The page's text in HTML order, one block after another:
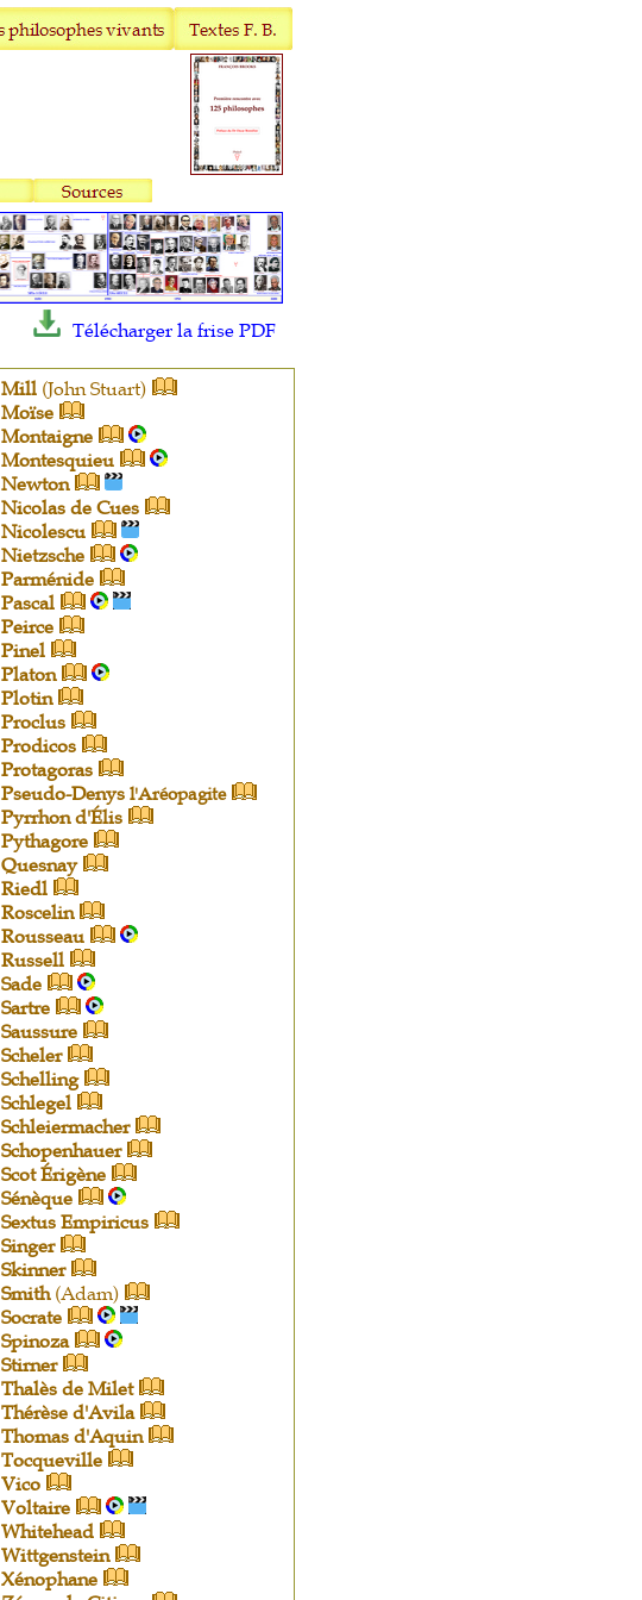
Télécharger la frise PDF
Mill (John Stuart)
Moïse
Montaigne
Montesquieu
Newton
Nicolas de Cues
Nicolescu
Nietzsche
Parménide
Pascal
Peirce
Pinel
Platon
Plotin
Proclus
Prodicos
Protagoras
Pseudo-Denys l'Aréopagite
Pyrrhon d'Élis
Pythagore
Quesnay
Riedl
Roscelin
Rousseau
Russell
Sade
Sartre
Saussure
Scheler
Schelling
Schlegel
Schleiermacher
Schopenhauer
Scot Érigène
Sénèque
Sextus Empiricus
Singer
Skinner
Smith (Adam)
Socrate
Spinoza
Stirner
Thalès de Milet
Thérèse d'Avila
Thomas d'Aquin
Tocqueville
Vico
Voltaire
Whitehead
Wittgenstein
Xénophane